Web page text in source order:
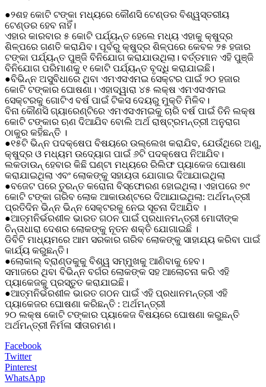
●୨ଶହ କୋଟି ଟଙ୍କା ମଧ୍ୟରେ କୌଣସି ଟେଣ୍ଡର ବିଶ୍ୱସ୍ତରୀୟ
ଟେଣ୍ଡର ହେବ ନାହିଁ।
ଏହାର କାରବାର ୫ କୋଟି ପର୍ଯ୍ୟନ୍ତ ହେଲେ ମଧ୍ୟ ଏହାକୁ କ୍ଷୁଦ୍ର
ଶିଳ୍ପରେ ଗଣତି କରାଯିବ। ପୂର୍ବରୁ କ୍ଷୁଦ୍ର ଶିଳ୍ପରେ କେବଳ ୨୫ ହଜାର
ଟଙ୍କା ପର୍ଯ୍ୟନ୍ତ ପୁଞ୍ଜି ବିନିଯୋଗ କରାଯାଉଥିଲା। ବର୍ତ୍ତମାନ ଏହି ପୁଞ୍ଜି
ବିନିଯୋଗ ପରିମାଣକୁ ୧ କୋଟି ପର୍ଯ୍ୟନ୍ତ ବୃଦ୍ଧି କରାଯାଇଛି।
●ବିଭିନ୍ନ ଅସୁବିଧାରେ ଥିବା ଏମଏସଏମଇ ସେକ୍ଟର ପାଇଁ ୨୦ ହଜାର
କୋଟି ଟଙ୍କାର ଘୋଷଣା। ଏହାଦ୍ୱାରା ୪୫ ଲକ୍ଷ ଏମଏସଏମଇ
ସେକ୍ଟରକୁ ଗୋଟିଏ ବର୍ଷ ପାଇଁ ଟିକସ ଦେୟରୁ ମୁକ୍ତି ମିଳିବ।
ବିନା କୌଣସି ଗ୍ୟାରେଣ୍ଟିରେ ଏମଏସଏମଇକୁ ଚାରି ବର୍ଷ ପାଇଁ ତିନି ଲକ୍ଷ
କୋଟି ଟଙ୍କାର ଋଣ ଦିଆଯିବ ବୋଲି ଅର୍ଥ ରାଷ୍ଟ୍ରମନ୍ତ୍ରୀ ଅନୁରାଗ
ଠାକୁର କହିଛନ୍ତି ।
●୧୫ଟି ଭିନ୍ନ ପଦକ୍ଷେପ ବିଷୟରେ ଉଲ୍ଲେଖ କରାଯିବ, ଯେଉଁଥିରେ ଅଣୁ,
କ୍ଷୁଦ୍ର ଓ ମଧ୍ୟମ ଉଦ୍ୟୋଗ ପାଇଁ ୬ଟି ପଦକ୍ଷେପ ନିଆଯିବ।
ଲକଡାଉନ୍ ହେବାର କିଛି ଘଣ୍ଟା ମଧ୍ୟରେ ରିଲିଫ ପ୍ୟାକେଜ ଘୋଷଣା
କରାଯାଇଥିଲା ଏବଂ ଲୋକଙ୍କୁ ସହାୟତା ଯୋଗାଇ ଦିଆଯାଇଥିଲା
●ବଜେଟ ପରେ ତୁରନ୍ତ କରୋନା ବିସ୍ଫୋରଣ ହୋଇଥିଲା। ଏହାପରେ ୭୯
କୋଟି ଟଙ୍କା ଗରିବ ଲୋକ ଆକାଉଣ୍ଟରେ ଦିଆଯାଇଥିଲା: ଅର୍ଥମନ୍ତ୍ରୀ
ପ୍ରତିଦିନ ଭିନ୍ନ ଭିନ୍ନ ସେକ୍ଟରକୁ ନେଇ ସୂଚନା ଦିଆଯିବ ।
●ଆତ୍ମନିର୍ଭରଶୀଳ ଭାରତ ଗଠନ ପାଇଁ ପ୍ରଧାନମନ୍ତ୍ରୀ ମୋଦୀଙ୍କ
ଚିନ୍ତାଧାରା ଦେଶର ଲୋକଙ୍କୁ ନୂତନ ଶକ୍ତି ଯୋଗାଇଛି ।
ଡିବିଟି ମାଧ୍ୟମରେ ଆମ ସରକାର ଗରିବ ଲୋକଙ୍କୁ ସାହାଯ୍ୟ କରିବା ପାଇଁ
କାର୍ଯ୍ୟ କରୁଛନ୍ତି।
●ଲୋକାଲ୍ ବ୍ରାଣ୍ଡକୁକୁ ବିଶ୍ୱ ସମ୍ମୁଖକୁ ଆଣିବାକୁ ହେବ।
ସମାଜରେ ଥିବା ବିଭିନ୍ନ ବର୍ଗର ଲୋକଙ୍କ ସହ ଆଲୋଚନା କରି ଏହି
ପ୍ୟାକେଜକୁ ପ୍ରସ୍ତୁତ କରାଯାଇଛି।
●ଆତ୍ମନିର୍ଭରଶୀଳ ଭାରତ ଗଠନ ପାଇଁ ଏହି ପ୍ରଧାନମନ୍ତ୍ରୀ ଏହି
ପ୍ୟାକେଜର ଘୋଷଣା କରିଛନ୍ତି : ଅର୍ଥମନ୍ତ୍ରୀ
୨୦ ଲକ୍ଷ କୋଟି ଟଙ୍କାର ପ୍ୟାକେଜ ବିଷୟରେ ଘୋଷଣା କରୁଛନ୍ତି
ଅର୍ଥମନ୍ତ୍ରୀ ନିର୍ମଳା ସୀତାରମଣ।
Facebook
Twitter
Pinterest
WhatsApp